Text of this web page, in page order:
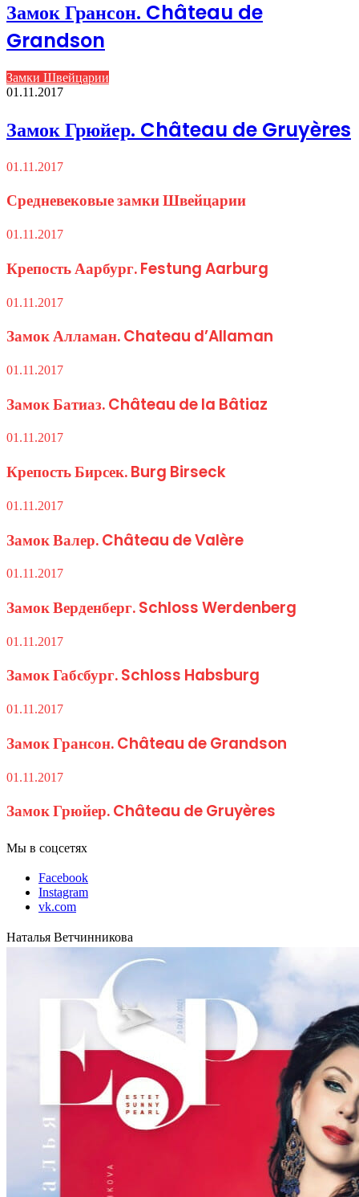
Замок Грансон. Château de
Grandson
Замки Швейцарии
01.11.2017
Замок Грюйер. Château de Gruyères
01.11.2017
Средневековые замки Швейцарии
01.11.2017
Крепость Аарбург. Festung Aarburg
01.11.2017
Замок Алламан. Chateau d’Allaman
01.11.2017
Замок Батиаз. Château de la Bâtiaz
01.11.2017
Крепость Бирсек. Burg Birseck
01.11.2017
Замок Валер. Château de Valère
01.11.2017
Замок Верденберг. Schloss Werdenberg
01.11.2017
Замок Габсбург. Schloss Habsburg
01.11.2017
Замок Грансон. Château de Grandson
01.11.2017
Замок Грюйер. Château de Gruyères
Мы в соцсетях
Facebook
Instagram
vk.com
Наталья Ветчинникова